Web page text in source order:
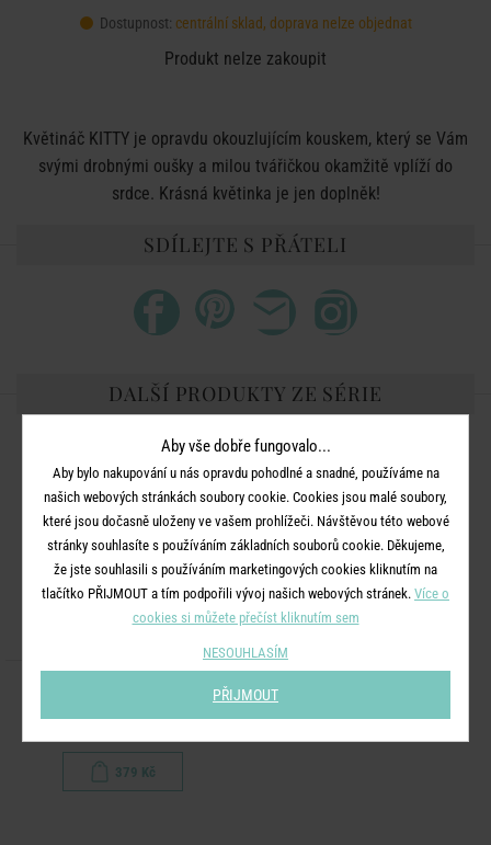
Dostupnost: centrální sklad, doprava nelze objednat
Produkt nelze zakoupit
Květináč KITTY je opravdu okouzlujícím kouskem, který se Vám
svými drobnými oušky a milou tvářičkou okamžitě vplíží do
srdce. Krásná květinka je jen doplněk!
SDÍLEJTE S PŘÁTELI
DALŠÍ PRODUKTY ZE SÉRIE
Květináč 14 cm
379 Kč
Aby vše dobře fungovalo...
Aby bylo nakupování u nás opravdu pohodlné a snadné, používáme na
našich webových stránkách soubory cookie. Cookies jsou malé soubory,
které jsou dočasně uloženy ve vašem prohlížeči. Návštěvou této webové
stránky souhlasíte s používáním základních souborů cookie. Děkujeme,
že jste souhlasili s používáním marketingových cookies kliknutím na
tlačítko PŘIJMOUT a tím podpořili vývoj našich webových stránek. Více o
cookies si můžete přečíst kliknutím sem
NESOUHLASÍM
PŘIJMOUT